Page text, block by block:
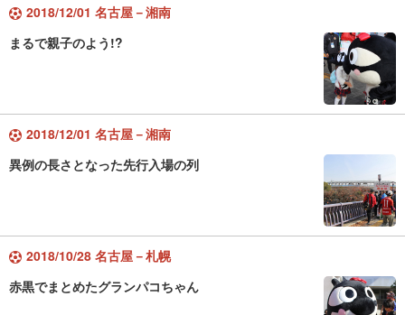
2018/12/01 名古屋－湘南
まるで親子のよう!?
2018/12/01 名古屋－湘南
異例の長さとなった先行入場の列
2018/10/28 名古屋－札幌
赤黒でまとめたグランパコちゃん